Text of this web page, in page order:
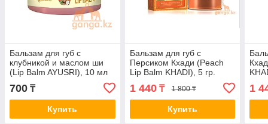
Бальзам для губ с
клубникой и маслом ши
(Lip Balm AYUSRI), 10 мл
700 ₸
Купить
Бальзам для губ с
Персиком Кхади (Peach
Lip Balm KHADI), 5 гр.
1 440₸ 1 800 ₸
Купить
1